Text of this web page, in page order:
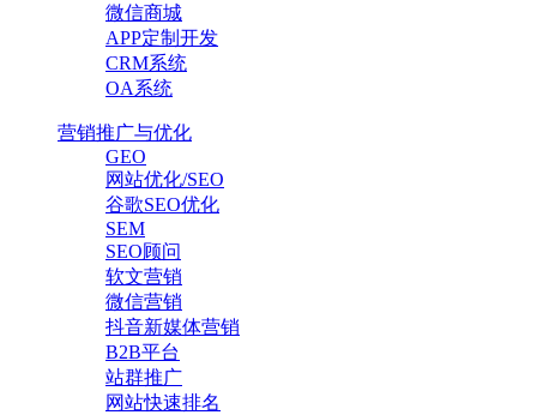
微信商城
APP定制开发
CRM系统
OA系统
营销推广与优化
GEO
网站优化/SEO
谷歌SEO优化
SEM
SEO顾问
软文营销
微信营销
抖音新媒体营销
B2B平台
站群推广
网站快速排名